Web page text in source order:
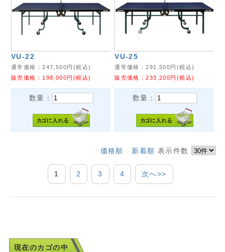
VU-22
通常価格：247,500 円(税込)
販売価格： 198,000 円(税込)
数量：
VU-25
通常価格：291,500 円(税込)
販売価格：233,200 円(税込)
数量：
価格順 新着順 表示件数
1 2 3 4 次へ>>
現在のカゴの中